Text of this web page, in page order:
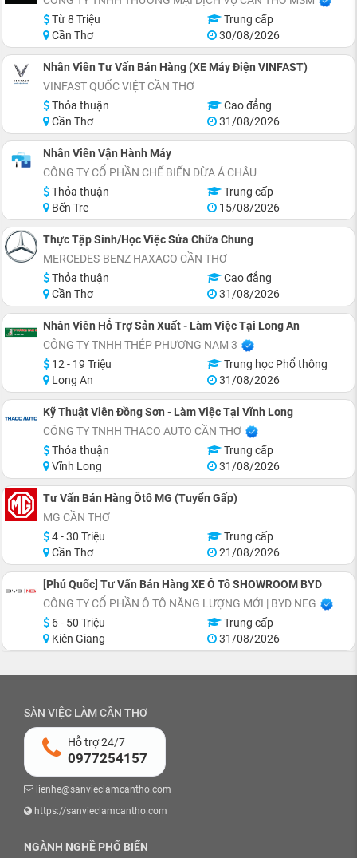
Từ 8 Triệu
Trung cấp
Cần Thơ
30/08/2026
Nhân Viên Tư Vấn Bán Hàng (XE Máy Điện VINFAST)
VINFAST QUỐC VIỆT CẦN THƠ
Thỏa thuận
Cao đẳng
Cần Thơ
31/08/2026
Nhân Viên Vận Hành Máy
CÔNG TY CỔ PHẦN CHẾ BIẾN DỪA Á CHÂU
Thỏa thuận
Trung cấp
Bến Tre
15/08/2026
Thực Tập Sinh/Học Việc Sửa Chữa Chung
MERCEDES-BENZ HAXACO CẦN THƠ
Thỏa thuận
Cao đẳng
Cần Thơ
31/08/2026
Nhân Viên Hỗ Trợ Sản Xuất - Làm Việc Tại Long An
CÔNG TY TNHH THÉP PHƯƠNG NAM 3
12 - 19 Triệu
Trung học Phổ thông
Long An
31/08/2026
Kỹ Thuật Viên Đồng Sơn - Làm Việc Tại Vĩnh Long
CÔNG TY TNHH THACO AUTO CẦN THƠ
Thỏa thuận
Trung cấp
Vĩnh Long
31/08/2026
Tư Vấn Bán Hàng Ôtô MG (Tuyển Gấp)
MG CẦN THƠ
4 - 30 Triệu
Trung cấp
Cần Thơ
21/08/2026
[Phú Quốc] Tư Vấn Bán Hàng XE Ô Tô SHOWROOM BYD
CÔNG TY CỔ PHẦN Ô TÔ NĂNG LƯỢNG MỚI | BYD NEG
6 - 50 Triệu
Trung cấp
Kiên Giang
31/08/2026
SÀN VIỆC LÀM CẦN THƠ
Hỗ trợ 24/7
0977254157
lienhe@sanvieclamcantho.com
https://sanvieclamcantho.com
NGÀNH NGHỀ PHỔ BIẾN